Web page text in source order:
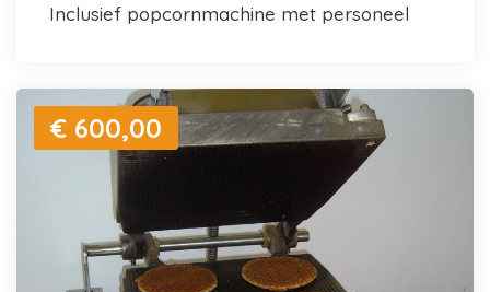
inclusief popcornmachine met personeel
€ 600,00